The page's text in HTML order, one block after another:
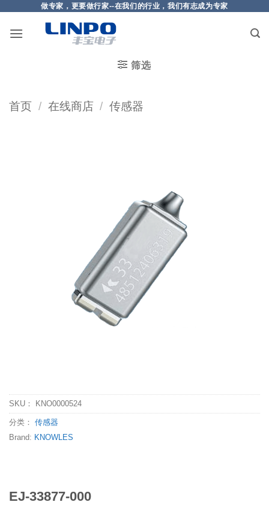
做专家，更要做行家--在我们的行业，我们有志成为专家
筛选
首页 / 在线商店 / 传感器
SKU： KNO0000524
分类： 传感器
Brand: KNOWLES
EJ-33877-000